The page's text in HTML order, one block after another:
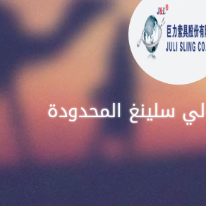
سلينغ المحدودة